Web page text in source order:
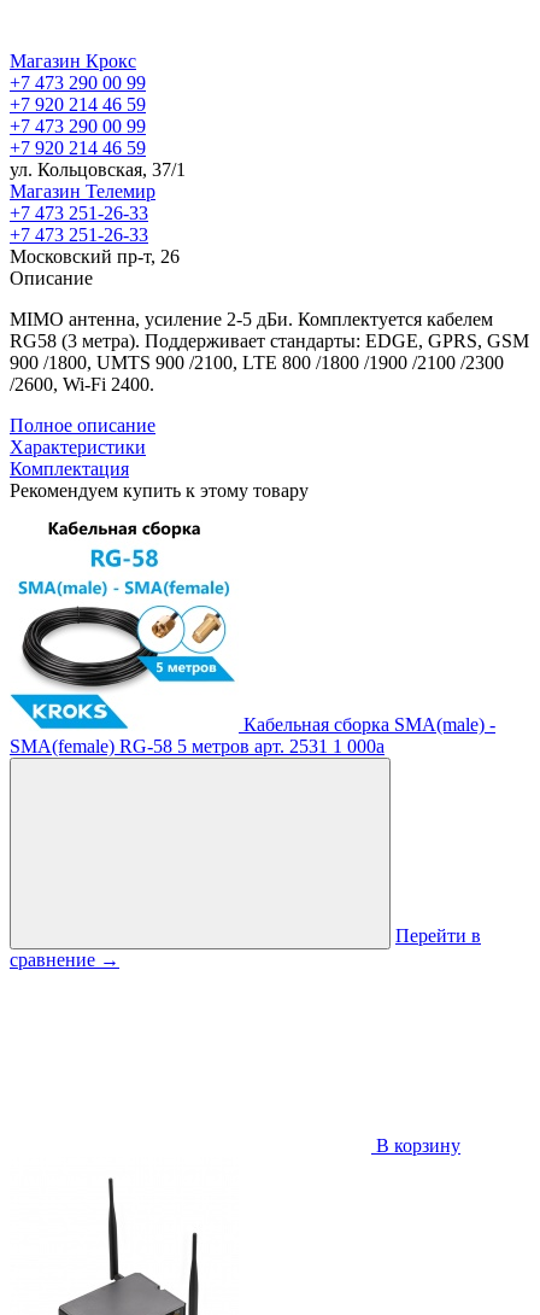
Магазин Крокс
+7 473 290 00 99
+7 920 214 46 59
+7 473 290 00 99
+7 920 214 46 59
ул. Кольцовская, 37/1
Магазин Телемир
+7 473 251-26-33
+7 473 251-26-33
Московский пр-т, 26
Описание
MIMO антенна, усиление 2-5 дБи. Комплектуется кабелем
RG58 (3 метра). Поддерживает стандарты: EDGE, GPRS, GSM
900 /1800, UMTS 900 /2100, LTE 800 /1800 /1900 /2100 /2300
/2600, Wi-Fi 2400.
Полное описание
Характеристики
Комплектация
Рекомендуем купить к этому товару
Кабельная сборка SMA(male) -
SMA(female) RG-58 5 метров арт. 2531 1 000a
Перейти в
сравнение →
В корзину